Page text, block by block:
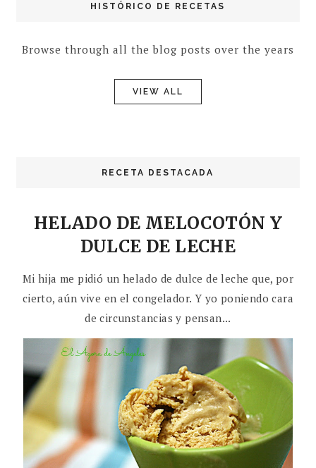
HISTÓRICO DE RECETAS
Browse through all the blog posts over the years
VIEW ALL
RECETA DESTACADA
HELADO DE MELOCOTÓN Y
DULCE DE LECHE
Mi hija me pidió un helado de dulce de leche que, por
cierto, aún vive en el congelador. Y yo poniendo cara
de circunstancias y pensan...